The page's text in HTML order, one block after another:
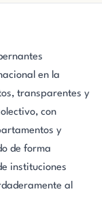
en la
transparentes y
con
y
de forma
instituciones
al